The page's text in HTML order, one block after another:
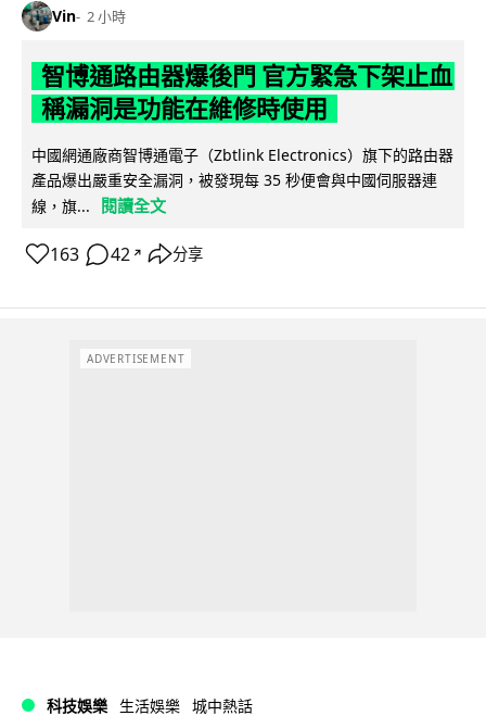
Vin 2 小時
智博通路由器爆後門 官方緊急下架止血
稱漏洞是功能在維修時使用
中國網通廠商智博通電子（Zbtlink Electronics）旗下的路由器
產品爆出嚴重安全漏洞，被發現每 35 秒便會與中國伺服器連
線，旗...
閱讀全文
163 42 ↗ 分享
ADVERTISEMENT
科技娛樂 生活娛樂 城中熱話